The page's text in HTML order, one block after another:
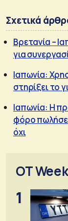
Σχετικά
Βρετανία –
για
Ιαπωνία:
στηρίξει το
Ιαπωνία: Η
φόρο
όχι
OT
1